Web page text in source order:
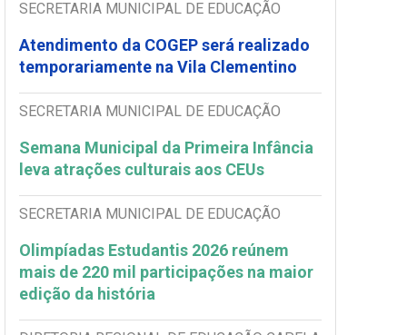
SECRETARIA MUNICIPAL DE EDUCAÇÃO
Atendimento da COGEP será realizado
temporariamente na Vila Clementino
SECRETARIA MUNICIPAL DE EDUCAÇÃO
Semana Municipal da Primeira Infância
leva atrações culturais aos CEUs
SECRETARIA MUNICIPAL DE EDUCAÇÃO
Olimpíadas Estudantis 2026 reúnem
mais de 220 mil participações na maior
edição da história